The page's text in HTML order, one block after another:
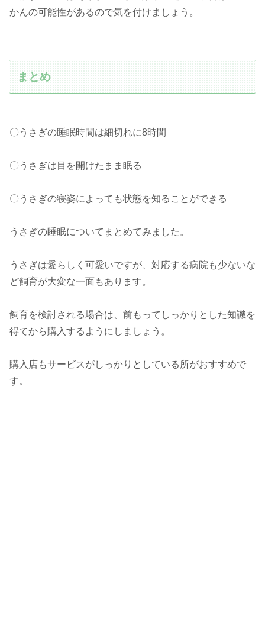
かんの可能性があるので気を付けましょう。
まとめ
〇うさぎの睡眠時間は細切れに8時間
〇うさぎは目を開けたまま眠る
〇うさぎの寝姿によっても状態を知ることができる
うさぎの睡眠についてまとめてみました。
うさぎは愛らしく可愛いですが、対応する病院も少ないな
ど飼育が大変な一面もあります。
飼育を検討される場合は、前もってしっかりとした知識を
得てから購入するようにしましょう。
購入店もサービスがしっかりとしている所がおすすめで
す。